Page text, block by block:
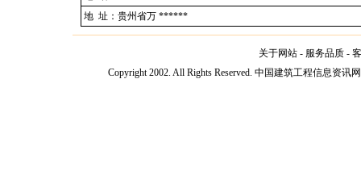
地 址：贵州省万 ******
关于网站 - 服务品质 -
Copyright 2002. All Rights Reserved. 中国建筑工程信息资讯